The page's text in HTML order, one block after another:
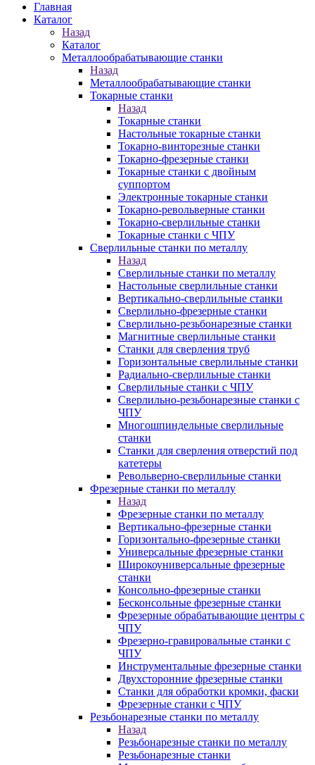
Главная
Каталог
Назад
Каталог
Металлообрабатывающие станки
Назад
Металлообрабатывающие станки
Токарные станки
Назад
Токарные станки
Настольные токарные станки
Токарно-винторезные станки
Токарно-фрезерные станки
Токарные станки с двойным
суппортом
Электронные токарные станки
Токарно-револьверные станки
Токарно-сверлильные станки
Токарные станки с ЧПУ
Сверлильные станки по металлу
Назад
Сверлильные станки по металлу
Настольные сверлильные станки
Вертикально-сверлильные станки
Сверлильно-фрезерные станки
Сверлильно-резьбонарезные станки
Магнитные сверлильные станки
Станки для сверления труб
Горизонтальные сверлильные станки
Радиально-сверлильные станки
Сверлильные станки с ЧПУ
Сверлильно-резьбонарезные станки с
ЧПУ
Многошпиндельные сверлильные
станки
Станки для сверления отверстий под
катетеры
Револьверно-сверлильные станки
Фрезерные станки по металлу
Назад
Фрезерные станки по металлу
Вертикально-фрезерные станки
Горизонтально-фрезерные станки
Универсальные фрезерные станки
Широкоуниверсальные фрезерные
станки
Консольно-фрезерные станки
Бесконсольные фрезерные станки
Фрезерные обрабатывающие центры с
ЧПУ
Фрезерно-гравировальные станки с
ЧПУ
Инструментальные фрезерные станки
Двухсторонние фрезерные станки
Станки для обработки кромки, фаски
Фрезерные станки с ЧПУ
Резьбонарезные станки по металлу
Назад
Резьбонарезные станки по металлу
Резьбонарезные станки